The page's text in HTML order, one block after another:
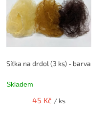
Síťka na drdol (3 ks) - barva
Skladem
45 Kč / ks